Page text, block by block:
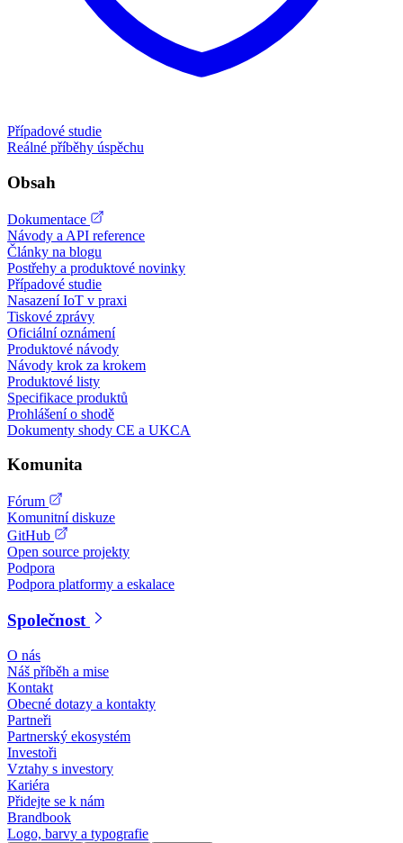
Případové studie
Reálné příběhy úspěchu
Obsah
Dokumentace
Návody a API reference
Články na blogu
Postřehy a produktové novinky
Případové studie
Nasazení IoT v praxi
Tiskové zprávy
Oficiální oznámení
Produktové návody
Návody krok za krokem
Produktové listy
Specifikace produktů
Prohlášení o shodě
Dokumenty shody CE a UKCA
Komunita
Fórum
Komunitní diskuze
GitHub
Open source projekty
Podpora
Podpora platformy a eskalace
Společnost
O nás
Náš příběh a mise
Kontakt
Obecné dotazy a kontakty
Partneři
Partnerský ekosystém
Investoři
Vztahy s investory
Kariéra
Přidejte se k nám
Brandbook
Logo, barvy a typografie